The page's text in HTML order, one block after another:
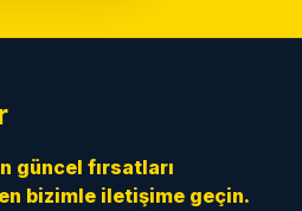
güncel fırsatları
bizimle iletişime geçin.